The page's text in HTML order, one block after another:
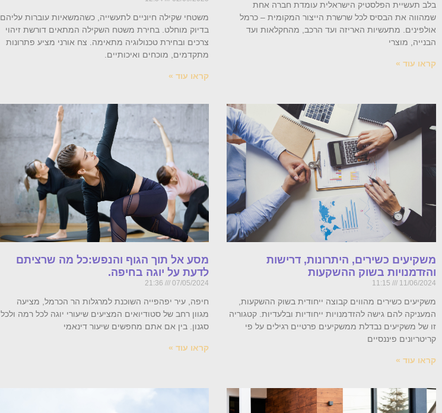
בלב תעשיית הפלסטיק הישראלית עומדת חברה אחת
שמהווה את הבסיס לכל שרשרת הייצור המקומית – כרמל
אולפינים. מתעשיות האריזה ועד הרכב, מהחקלאות ועד
הבנייה, מוצרי
קראו עוד »
משטחי שקילה חיוניים לתעשייה, כשהמשאיות עוברות עליהם
בדיוק מוחלט. בחירת משטח השקילה המתאים דורשת זיהוי
צרכים ובחירת טכנולוגיה מתאימה. צח אורני מציע פתרונות
מתקדמים, מוכחים ואיכותיים.
קראו עוד »
משקיעים כשירים, היתרונות, דרישות
והזדמנויות בשוק ההשקעות
11/06/2024
משקיעים כשירים מהווים קבוצה ייחודית בשוק ההשקעות,
המעניקה להם גישה להזדמנויות ייחודיות ובלעדיות. קטגוריה
זו של משקיעים נבדלת ממשקיעים פרטיים רגילים על פי
קריטריונים פיננסיים
קראו עוד »
מסע אל תוך הגוף והנפש:כל מה שרציתם
לדעת על יוגה בחיפה.
07/05/2024
חיפה, עיר יפהפייה השוכנת למרגלות הר הכרמל, מציעה
מגוון רחב של סטודיואים המציעים שיעורי יוגה לכל רמה ולכל
סגנון. בין אם אתם מחפשים שיעור דינאמי
קראו עוד »